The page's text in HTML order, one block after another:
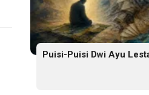
Puisi-Puisi Dwi Ayu